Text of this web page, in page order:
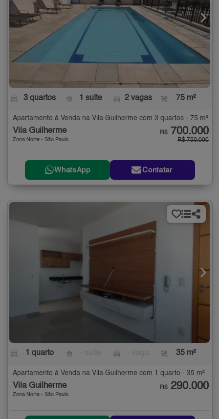
3 quartos 1 suíte 2 vagas 75 m²
Apartamento à Venda na Vila Guilherme com 3 quartos - 75 m²
Vila Guilherme
Zona Norte - São Paulo
R$ 700.000
R$ 750.000
WhatsApp Contatar
1 quarto 35 m²
Apartamento à Venda na Vila Guilherme com 1 quarto - 35 m²
Vila Guilherme
Zona Norte - São Paulo
R$ 290.000